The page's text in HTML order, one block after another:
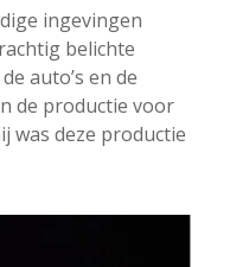
ingevingen
belichte
auto’s en de
de productie voor
was deze productie